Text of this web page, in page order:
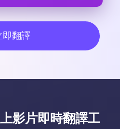
即翻譯
影片即時翻譯工